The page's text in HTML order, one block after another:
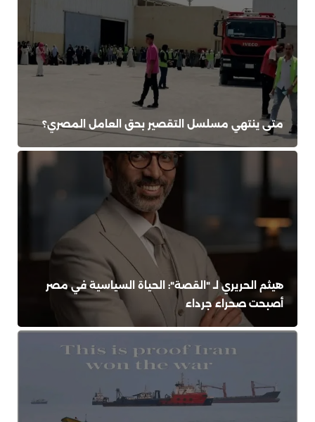
متى ينتهي مسلسل التقصير بحق العامل المصري؟
هيثم الحريري لـ "القصة": الحياة السياسية في مصر
أصبحت صحراء جرداء